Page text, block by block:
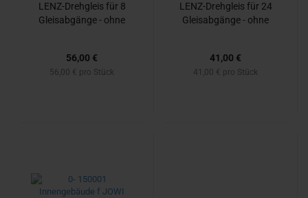
LENZ-​Dreh­gleis für 8
Gleis­ab­gän­ge - ohne
56,00 €
56,00 € pro Stück
LENZ-​Dreh­gleis für 24
Gleis­ab­gän­ge - ohne
41,00 €
41,00 € pro Stück